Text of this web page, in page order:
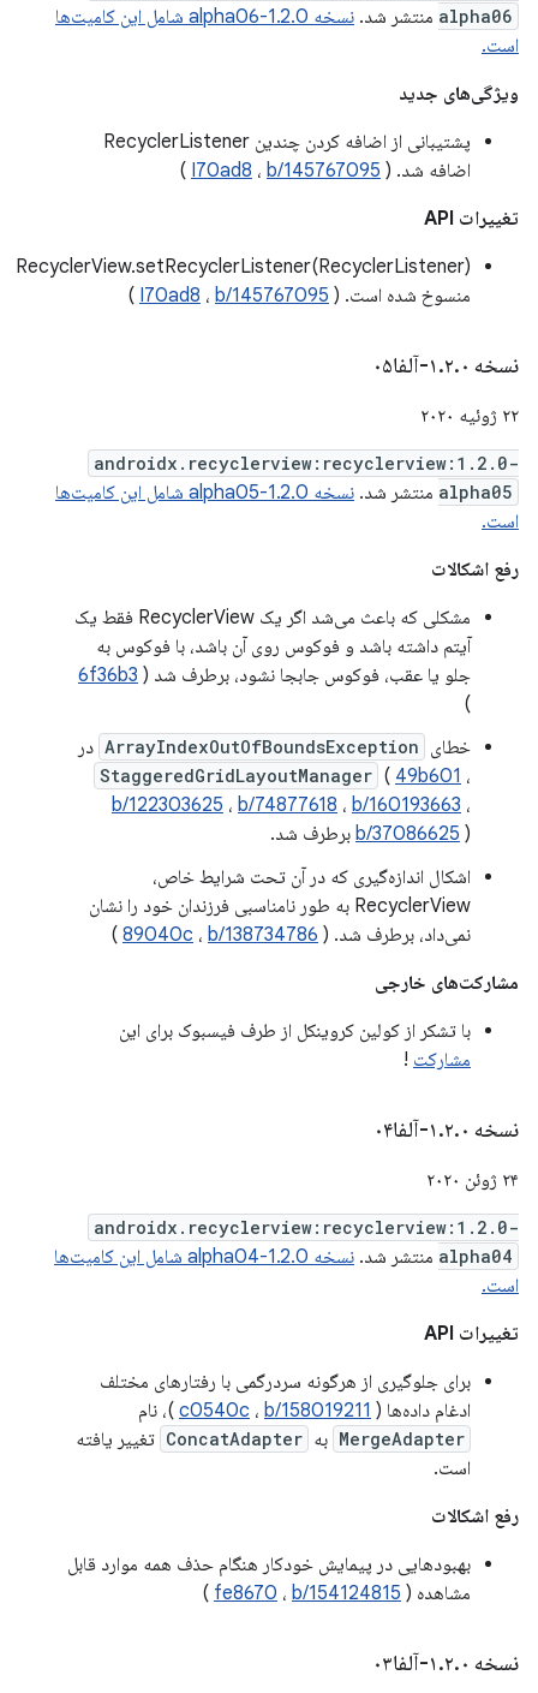
alpha06 منتشر شد.
نسخه 1.2.0-alpha06 شامل این کامیت‌ها
است.
ویژگی‌های جدید
پشتیبانی از اضافه کردن چندین RecyclerListener
اضافه شد. (
I70ad8 ، b/145767095
)
تغییرات API
RecyclerView.setRecyclerListener(RecyclerListener)
منسوخ شده است. (
I70ad8 ، b/145767095
)
نسخه ۱ .۲.۰-آلفا۰۵
۲۲ ژوئیه ۲۰۲۰
androidx.recyclerview:recyclerview:1.2.0-
alpha05 منتشر شد.
نسخه 1.2.0-alpha05 شامل این کامیت‌ها
است.
رفع اشکالات
مشکلی که باعث می‌شد اگر یک RecyclerView فقط یک
آیتم داشته باشد و فوکوس روی آن باشد، با فوکوس به
جلو یا عقب، فوکوس جابجا نشود، برطرف شد ( 6f36b3
)
خطای ArrayIndexOutOfBoundsException در
StaggeredGridLayoutManager ( 49b601 ،
b/122303625 ، b/74877618 ، b/160193663 ،
b/37086625 ) برطرف شد.
اشکال اندازه‌گیری که در آن تحت شرایط خاص،
RecyclerView به طور نامناسبی فرزندان خود را نشان
نمی‌داد، برطرف شد. (
89040c ، b/138734786
)
مشارکت‌های خارجی
با تشکر از کولین کروینکل از طرف فیسبوک برای این
مشارکت !
نسخه ۱ .۲.۰-آلفا۰۴
۲۴ ژوئن ۲۰۲۰
androidx.recyclerview:recyclerview:1.2.0-
alpha04 منتشر شد.
نسخه 1.2.0-alpha04 شامل این کامیت‌ها
است.
تغییرات API
برای جلوگیری از هرگونه سردرگمی با رفتارهای مختلف
ادغام داده‌ها (
c0540c ، b/158019211 )، نام
MergeAdapter به ConcatAdapter تغییر یافته
است.
رفع اشکالات
بهبودهایی در پیمایش خودکار هنگام حذف همه موارد قابل
مشاهده (
fe8670 ، b/154124815
)
نسخه ۱ .۲.۰-آلفا۰۳